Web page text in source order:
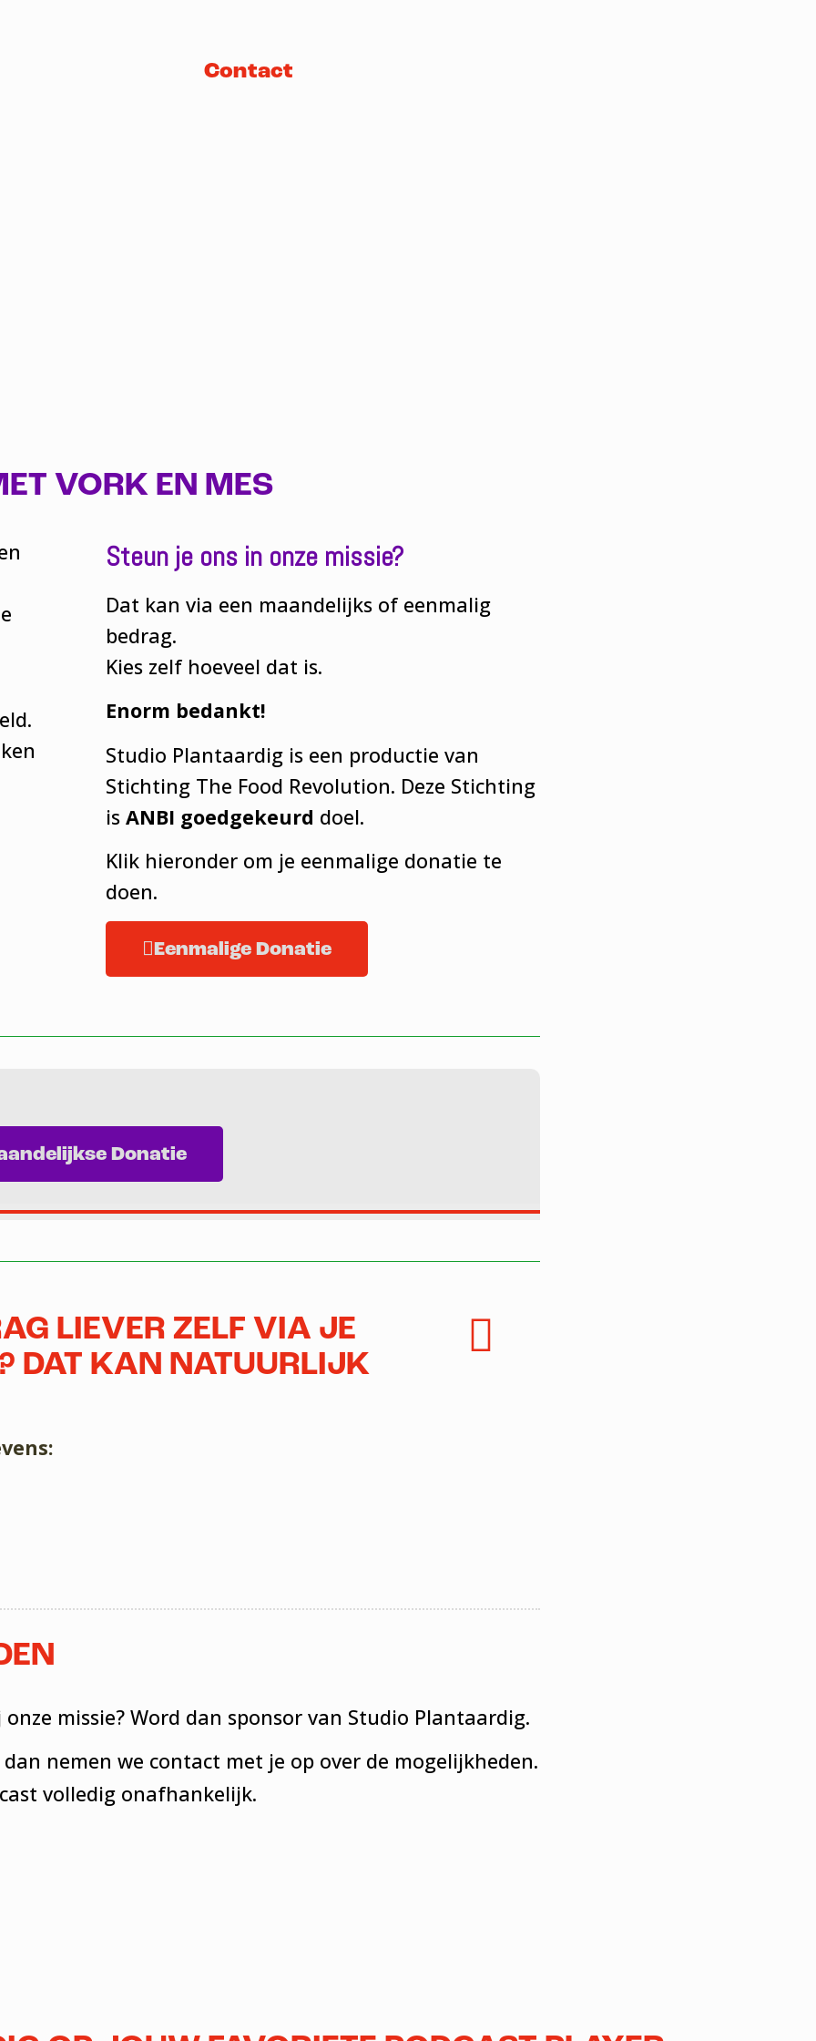
Contact
VORK EN MES
Steun je ons in onze missie?
Dat kan via een maandelijks of eenmalig
bedrag.
Kies zelf hoeveel dat is.
Enorm bedankt!
Studio Plantaardig is een productie van
Stichting The Food Revolution. Deze Stichting
is ANBI goedgekeurd doel.
Klik hieronder om je eenmalige donatie te
doen.
Eenmalige Donatie
Donatie
LIEVER ZELF VIA JE
DAT KAN NATUURLIJK
missie? Word dan sponsor van Studio Plantaardig.
nemen we contact met je op over de mogelijkheden.
volledig onafhankelijk.